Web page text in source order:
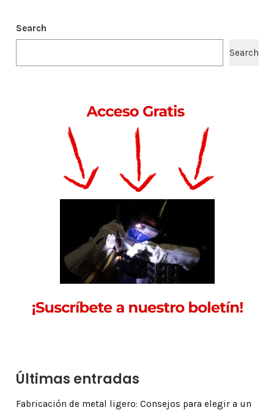
Search
Search
Últimas entradas
Fabricación de metal ligero: Consejos para elegir a un